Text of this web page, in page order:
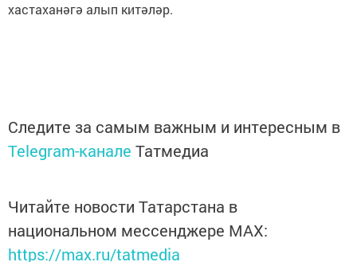
хастаханәгә алып китәләр.
Следите за самым важным и интересным в
Telegram-канале Татмедиа
Читайте новости Татарстана в
национальном мессенджере MАХ:
https://max.ru/tatmedia